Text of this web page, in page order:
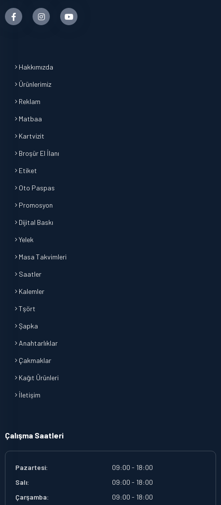
Hakkımızda
Ürünlerimiz
Reklam
Matbaa
Kartvizit
Broşür El İlanı
Etiket
Oto Paspas
Promosyon
Dijital Baskı
Yelek
Masa Takvimleri
Saatler
Kalemler
Tşört
Şapka
Anahtarlıklar
Çakmaklar
Kağıt Ürünleri
İletişim
Çalışma Saatleri
Pazartesi:
09:00 - 18:00
Salı:
09:00 - 18:00
Çarşamba:
09:00 - 18:00